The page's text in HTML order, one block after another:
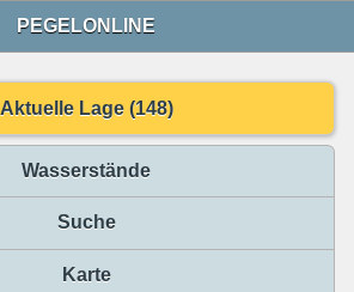
PEGELONLINE
Aktuelle Lage (148)
Wasserstände
Suche
Karte